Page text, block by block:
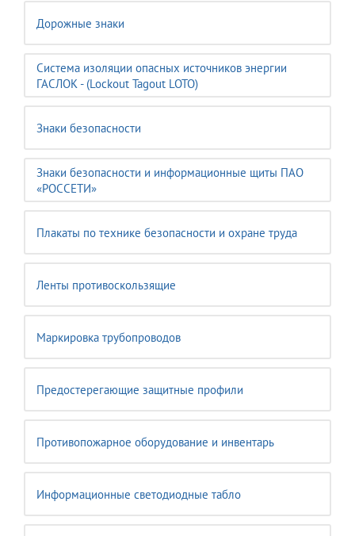
Дорожные знаки
Система изоляции опасных источников энергии
ГАСЛОК - (Lockout Tagout LOTO)
Знаки безопасности
Знаки безопасности и информационные щиты ПАО
«РОССЕТИ»
Плакаты по технике безопасности и охране труда
Ленты противоскользящие
Маркировка трубопроводов
Предостерегающие защитные профили
Противопожарное оборудование и инвентарь
Информационные светодиодные табло